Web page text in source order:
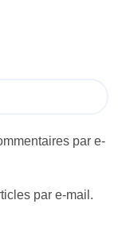
par e-
par e-mail.